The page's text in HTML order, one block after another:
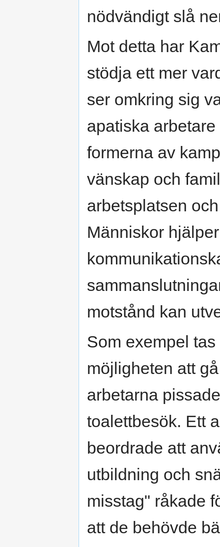
nödvändigt slå
Mot detta har
stödja ett mer
ser omkring sig
apatiska
formerna av
vänskap och
arbetsplatsen
Människor
motstånd kan
Som exempel
möjligheten att
arbetarna
toalettbesök. Ett
beordrade att
utbildning och
misstag" råkade
att de behövde